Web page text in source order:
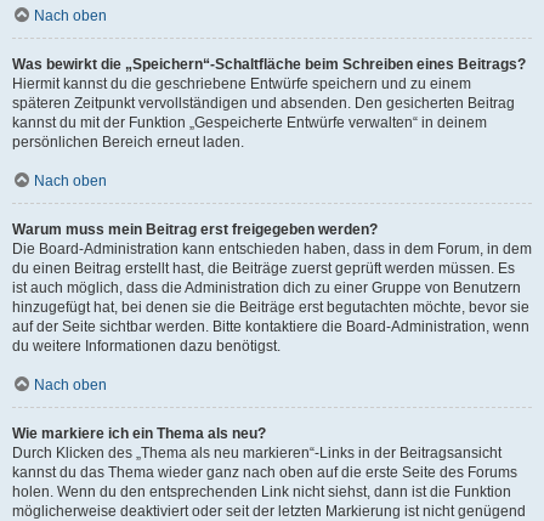
Nach oben
Was bewirkt die „Speichern“-Schaltfläche beim Schreiben eines Beitrags?
Hiermit kannst du die geschriebene Entwürfe speichern und zu einem
späteren Zeitpunkt vervollständigen und absenden. Den gesicherten Beitrag
kannst du mit der Funktion „Gespeicherte Entwürfe verwalten“ in deinem
persönlichen Bereich erneut laden.
Nach oben
Warum muss mein Beitrag erst freigegeben werden?
Die Board-Administration kann entschieden haben, dass in dem Forum, in dem
du einen Beitrag erstellt hast, die Beiträge zuerst geprüft werden müssen. Es
ist auch möglich, dass die Administration dich zu einer Gruppe von Benutzern
hinzugefügt hat, bei denen sie die Beiträge erst begutachten möchte, bevor sie
auf der Seite sichtbar werden. Bitte kontaktiere die Board-Administration, wenn
du weitere Informationen dazu benötigst.
Nach oben
Wie markiere ich ein Thema als neu?
Durch Klicken des „Thema als neu markieren“-Links in der Beitragsansicht
kannst du das Thema wieder ganz nach oben auf die erste Seite des Forums
holen. Wenn du den entsprechenden Link nicht siehst, dann ist die Funktion
möglicherweise deaktiviert oder seit der letzten Markierung ist nicht genügend